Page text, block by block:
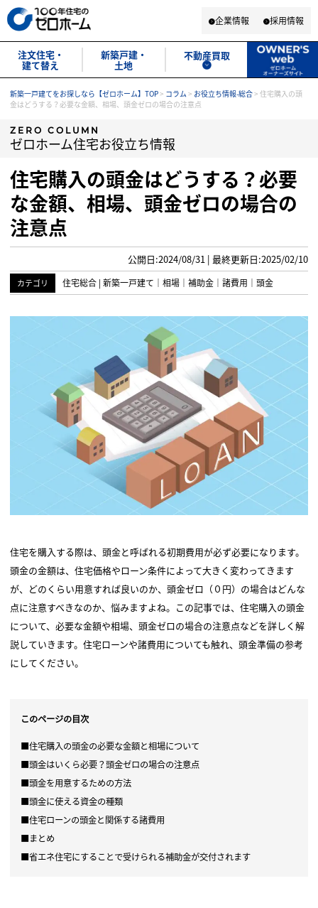
企業情報 採用情報
注文住宅・
建て替え
新築戸建・
土地
不動産買取
新築一戸建てをお探しなら【ゼロホーム】TOP> コラム > お役立ち情報-総合> 住宅購入の頭
金はどうする？必要な金額、相場、頭金ゼロの場合の注意点
ZERO COLUMN
ゼロホーム住宅お役立ち情報
住宅購入の頭金はどうする？必要
な金額、相場、頭金ゼロの場合の
注意点
カテゴリ 住宅総合 | 新築一戸建て ｜ 相場 ｜ 補助金 ｜ 諸費用 ｜ 頭金
公開日:2024/08/31 | 最終更新日:2025/02/10
住宅を購入する際は、頭金と呼ばれる初期費用が必ず必要になります。
頭金の金額は、住宅価格やローン条件によって大きく変わってきます
が、どのくらい用意すれば良いのか、頭金ゼロ（０円）の場合はどんな
点に注意すべきなのか、悩みますよね。この記事では、住宅購入の頭金
について、必要な金額や相場、頭金ゼロの場合の注意点などを詳しく解
説していきます。住宅ローンや諸費用についても触れ、頭金準備の参考
にしてください。
このページの目次
■住宅購入の頭金の必要な金額と相場について
■頭金はいくら必要？頭金ゼロの場合の注意点
■頭金を用意するための方法
■頭金に使える資金の種類
■住宅ローンの頭金と関係する諸費用
■まとめ
■省エネ住宅にすることで受けられる補助金が交付されます